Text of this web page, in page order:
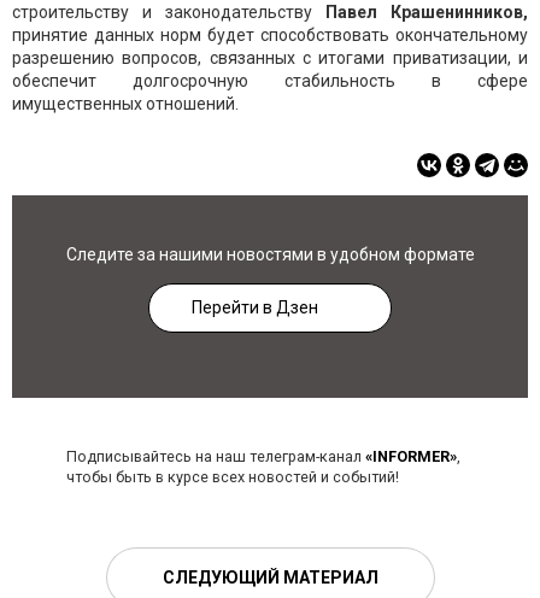
строительству и законодательству
Павел Крашенинников,
принятие данных норм будет способствовать окончательному
разрешению вопросов, связанных с итогами приватизации, и
обеспечит долгосрочную стабильность в сфере
имущественных отношений.
Следите за нашими новостями в удобном формате
Перейти в Дзен
Подписывайтесь на наш телеграм-канал «INFORMER»,
чтобы быть в курсе всех новостей и событий!
СЛЕДУЮЩИЙ МАТЕРИАЛ